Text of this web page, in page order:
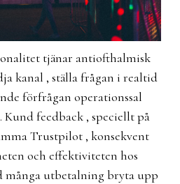
tjänar antiofthalmisk
kanal , ställa frågan i realtid
förfrågan operationssal
feedback , speciellt på
Trustpilot , konsekvent
och effektiviteten hos
många utbetalning bryta upp